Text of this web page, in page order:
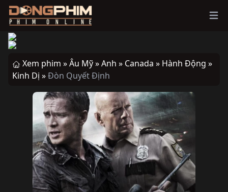
Xem phim »Âu Mỹ »Anh » Canada » Hành Động »
Kinh Dị »Đòn Quyết Định